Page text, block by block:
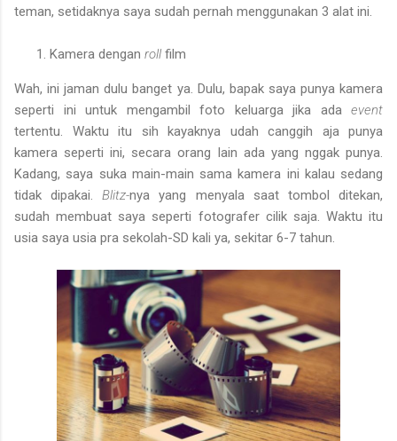
teman, setidaknya saya sudah pernah menggunakan 3 alat ini.
Kamera dengan rollfilm
Wah, ini jaman dulu banget ya. Dulu, bapak saya punya kamera
seperti ini untuk mengambil foto keluarga jika ada event
tertentu. Waktu itu sih kayaknya udah canggih aja punya
kamera seperti ini, secara orang lain ada yang nggak punya.
Kadang, saya suka main-main sama kamera ini kalau sedang
tidak dipakai.Blitz-nya yang menyala saat tombol ditekan,
sudah membuat saya seperti fotografer cilik saja. Waktu itu
usia saya usia pra sekolah-SD kali ya, sekitar 6-7 tahun.